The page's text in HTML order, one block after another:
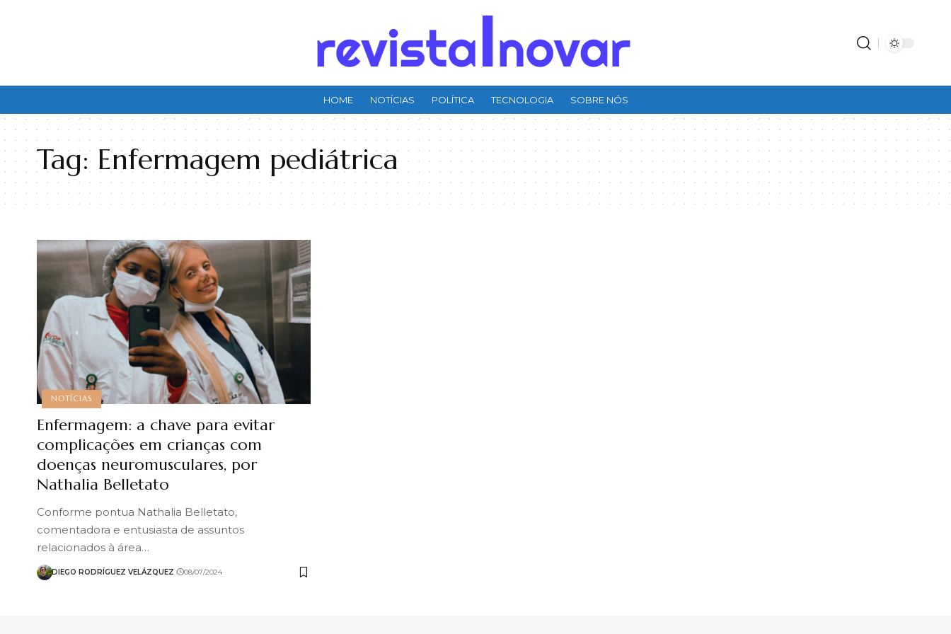
HOME NOTÍCIAS POLÍTICA TECNOLOGIA SOBRE NÓS
Tag: Enfermagem pediátrica
NOTÍCIAS
Enfermagem: a chave para evitar
complicações em crianças com
doenças neuromusculares, por
Nathalia Belletato
Conforme pontua Nathalia Belletato,
comentadora e entusiasta de assuntos
relacionados à área…
DIEGO RODRÍGUEZ VELÁZQUEZ 08/07/2024